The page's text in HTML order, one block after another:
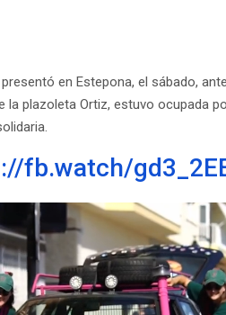
en Estepona, el sábado,
la plazoleta Ortiz, estuvo ocupada
fb.watch/